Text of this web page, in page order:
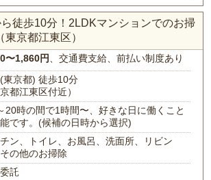
徒歩10分！2LDKマンションでのお掃
京都江東区）
〜1,860円 、交通費支給、前払い制度あり
東京都) 徒歩10分
京都江東区付近）
20時の間で1時間〜、好きな日に働くこと
です。(候補の日時から選択)
ン、トイレ、お風呂、洗面所、リビン
の他のお掃除
託